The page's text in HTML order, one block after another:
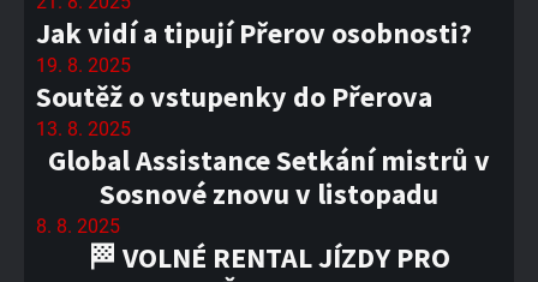
Jak vidí a tipují Přerov osobnosti?
19. 8. 2025
Soutěž o vstupenky do Přerova
13. 8. 2025
Global Assistance Setkání mistrů v
Sosnové znovu v listopadu
8. 8. 2025
🏁 VOLNÉ RENTAL JÍZDY PRO